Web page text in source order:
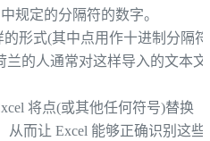
规定的分隔符的数字。
形式(其中点用作十进制分隔符
的人通常对这样导入的文本文
将点(或其他任何符号)替换
而让 Excel 能够正确识别这些